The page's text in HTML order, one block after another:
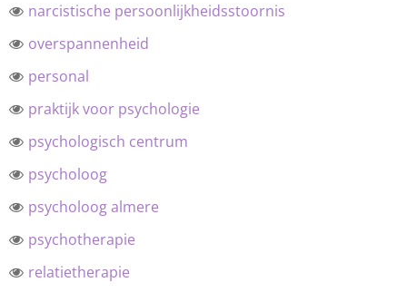
narcistische persoonlijkheidsstoornis
overspannenheid
personal
praktijk voor psychologie
psychologisch centrum
psycholoog
psycholoog almere
psychotherapie
relatietherapie